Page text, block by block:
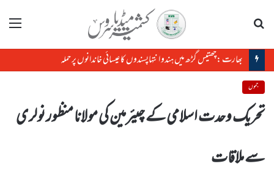
مینو
بھارت :چھتیس گڑھ میں ہندو انتہاپسندوں کا عیسائی خاندانوں پر حملہ
جموں
تحریک وحدت اسلامی کے چیئرمین کی مولانا منظور نولری
سے ملاقات